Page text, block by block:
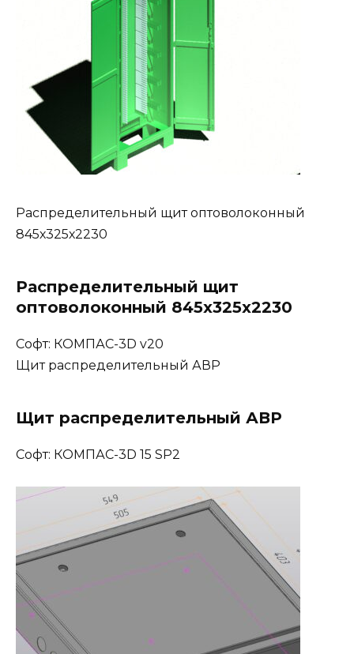
Распределительный щит оптоволоконный
845х325х2230
Распределительный щит
оптоволоконный 845х325х2230
Софт: КОМПАС-3D v20
Щит распределительный АВР
Щит распределительный АВР
Софт: КОМПАС-3D 15 SP2